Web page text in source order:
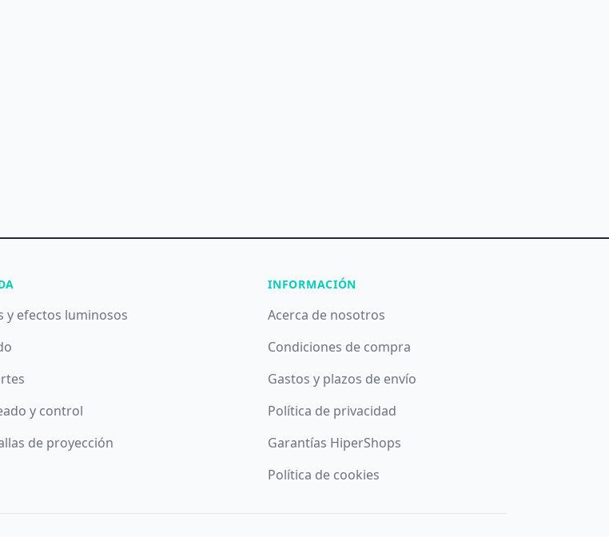
y efectos luminosos
y control
de proyección
INFORMACIÓN
Acerca de nosotros
Condiciones de compra
Gastos y plazos de envío
Política de privacidad
Garantías HiperShops
Política de cookies